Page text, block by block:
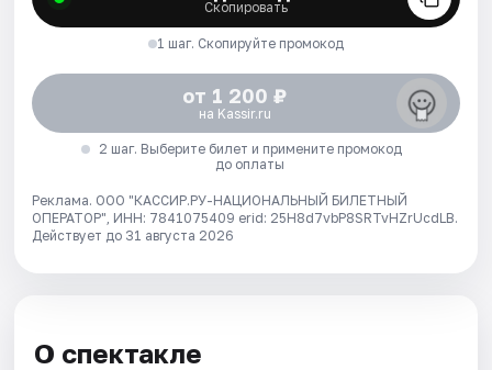
Скопировать
1 шаг. Скопируйте промокод
от 1 200 ₽
на Kassir.ru
2 шаг. Выберите билет и примените промокод
до оплаты
Реклама. ООО "КАССИР.РУ-НАЦИОНАЛЬНЫЙ БИЛЕТНЫЙ
ОПЕРАТОР", ИНН: 7841075409 erid: 25H8d7vbP8SRTvHZrUcdLB.
Действует до 31 августа 2026
О спектакле